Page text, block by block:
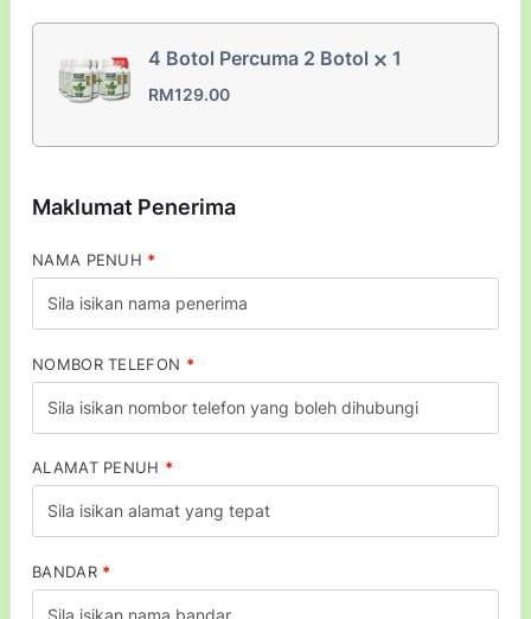
4 Botol Percuma 2 Botol 1
RM129.00
Maklumat Penerima
NAMA PENUH *
NOMBOR TELEFON *
ALAMAT PENUH *
BANDAR *